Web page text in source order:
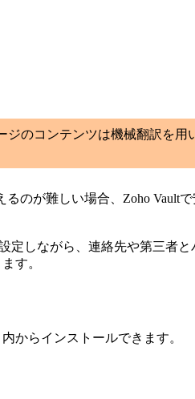
のコンテンツは機械翻訳を
のが難しい場合、Zoho Vault
定しながら、連絡先や第三者
す。
からインストールできます。